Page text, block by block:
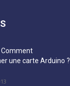
Comment
une carte Arduino ?